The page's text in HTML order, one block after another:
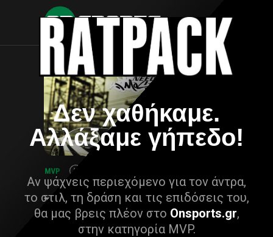
Δεν χαθήκαμε.
Αλλάξαμε γήπεδο!
Αν ψάχνεις περιεχόμενο για τον άντρα,
το στιλ, τη δράση και τις επιδόσεις του,
θα μας βρεις πλέον στο Onsports.gr,
στην κατηγορία MVP.